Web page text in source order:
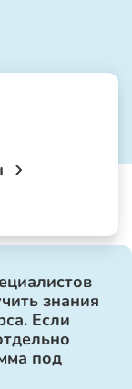
знания
Если
под